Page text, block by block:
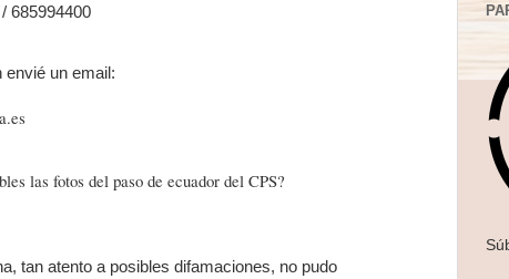
685994400
un email:
las fotos del paso de ecuador del CPS?
tan atento a posibles difamaciones, no pudo